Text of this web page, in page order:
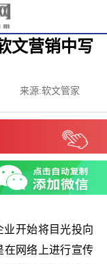
文营销中写
来源:软文管家
业开始将目光投向
在网络上进行宣传